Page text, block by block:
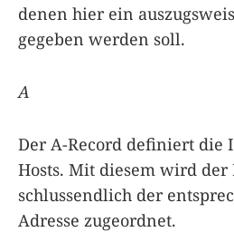
denen hier ein
gegeben werden soll.
A
Der A-Record definiert die
Hosts. Mit diesem wird der
schlussendlich der
Adresse zugeordnet.